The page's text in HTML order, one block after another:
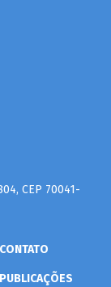
CEP 70041-
CONTATO
PUBLICAÇÕES